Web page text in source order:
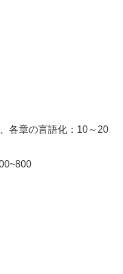
各章の言語化：10～20